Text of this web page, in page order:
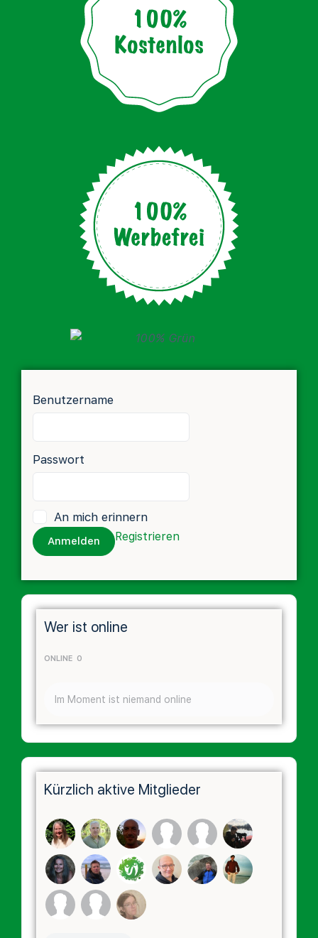
Benutzername
Passwort
An mich erinnern
Registrieren
Wer ist online
ONLINE 0
Im Moment ist niemand online
Kürzlich aktive Mitglieder